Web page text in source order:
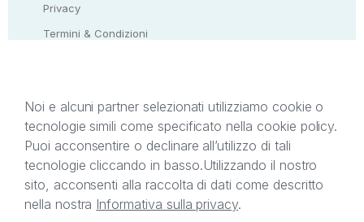
Privacy
Termini & Condizioni
Il presente sito web è di proprietà di StreetLib S.r.l.
C.F. e P.IVA 05338720963. StreetLib S.r.l. è
titolare di tutti i diritti di proprietà intellettuale
afferenti ai marchi, loghi e segni distintivi presenti
sul sito web. Si invita l’utente a prendere visione
Noi e alcuni partner selezionati utilizziamo cookie o
tecnologie simili come specificato nella cookie policy.
Puoi acconsentire o declinare all’utilizzo di tali
tecnologie cliccando in basso.Utilizzando il nostro
sito, acconsenti alla raccolta di dati come descritto
nella nostra Informativa sulla privacy.